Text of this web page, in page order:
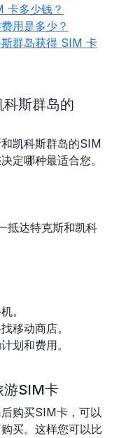
卡多少钱？
用是多少？
群岛获得 SIM 卡
斯群岛的
凯科斯群岛的SIM
定哪种最适合您。
抵达特克斯和凯科
。
移动商店。
划和费用。
游SIM卡
购买SIM卡，可以
买。这样您可以比